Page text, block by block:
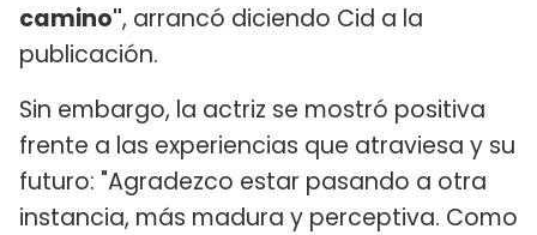
camino", arrancó diciendo Cid a la
publicación.
Sin embargo, la actriz se mostró positiva
frente a las experiencias que atraviesa y su
futuro: "Agradezco estar pasando a otra
instancia, más madura y perceptiva. Como